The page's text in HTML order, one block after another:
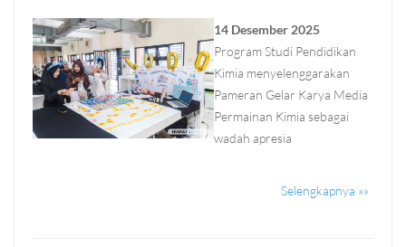
14 Desember 2025
Program Studi Pendidikan
Kimia menyelenggarakan
Pameran Gelar Karya Media
Permainan Kimia sebagai
wadah apresia
Selengkapnya »»